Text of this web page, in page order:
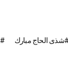
شذى الحاج مبارك